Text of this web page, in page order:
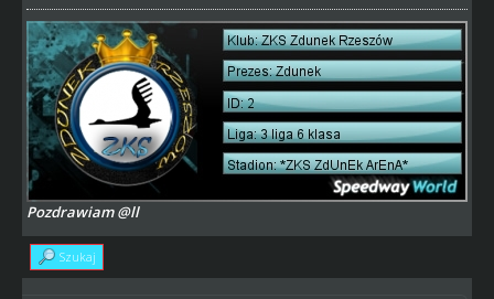
Pozdrawiam @ll
Szukaj